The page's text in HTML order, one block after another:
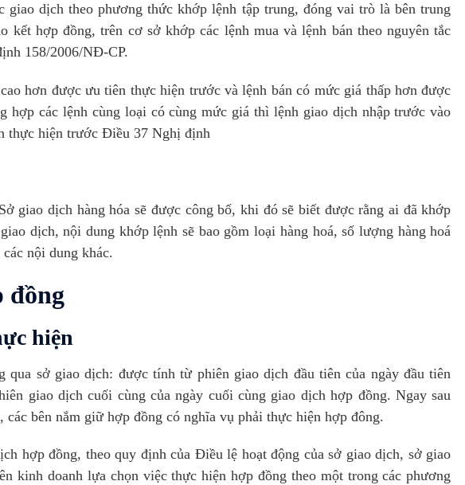
giao dịch theo phương thức khớp lệnh tập trung, đóng vai trò là bên trung
kết hợp đồng, trên cơ sở khớp các lệnh mua và lệnh bán theo nguyên tắc
158/2006/NĐ-CP.
hơn được ưu tiên thực hiện trước và lệnh bán có mức giá thấp hơn được
hợp các lệnh cùng loại có cùng mức giá thì lệnh giao dịch nhập trước vào
thực hiện trước Điều 37 Nghị định
giao dịch hàng hóa sẽ được công bố, khi đó sẽ biết được rằng ai đã khớp
dịch, nội dung khớp lệnh sẽ bao gồm loại hàng hoá, số lượng hàng hoá
nội dung khác.
đồng
hiện
qua sở giao dịch: được tính từ phiên giao dịch đầu tiên của ngày đầu tiên
giao dịch cuối cùng của ngày cuối cùng giao dịch hợp đồng. Ngay sau
bên nắm giữ hợp đồng có nghĩa vụ phải thực hiện hợp đông.
hợp đồng, theo quy định của Điều lệ hoạt động của sở giao dịch, sở giao
kinh doanh lựa chọn việc thực hiện hợp đồng theo một trong các phương